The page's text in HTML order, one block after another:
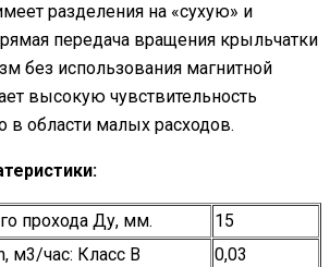
разделения на «сухую» и
передача вращения крыльчатки
без использования магнитной
высокую чувствительность
в области малых расходов.
прохода Ду, мм.
15
м3/час: Класс В
0,03